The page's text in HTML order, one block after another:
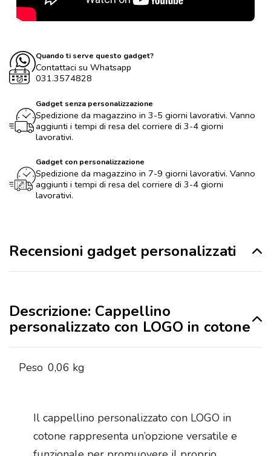
Quando ti serve questo gadget?
Contattaci su Whatsapp
031.3574828
Gadget senza personalizzazione
Spedizione da magazzino in 3-5 giorni lavorativi. Vanno
aggiunti i tempi di resa del corriere di 3-4 giorni
lavorativi.
Gadget con personalizzazione
Spedizione da magazzino in 7-9 giorni lavorativi. Vanno
aggiunti i tempi di resa del corriere di 3-4 giorni
lavorativi.
Recensioni gadget personalizzati
Descrizione: Cappellino
personalizzato con LOGO in cotone
Peso 0,06 kg
Il cappellino personalizzato con LOGO in
cotone rappresenta un’opzione versatile e